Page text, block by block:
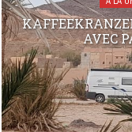
AVEC